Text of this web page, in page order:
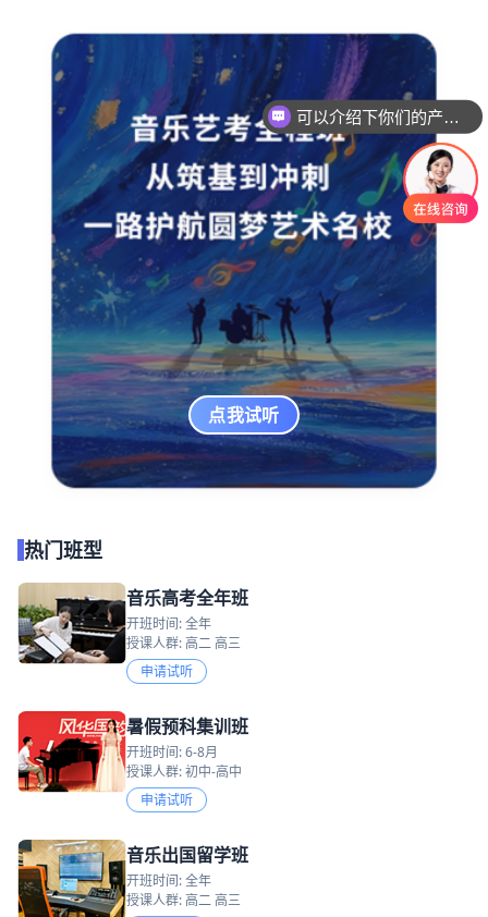
点我试听
热门班型
音乐高考全年班
开班时间: 全年
授课人群: 高二 高三
申请试听
暑假预科集训班
开班时间: 6-8月
授课人群: 初中-高中
申请试听
音乐出国留学班
开班时间: 全年
授课人群: 高二 高三